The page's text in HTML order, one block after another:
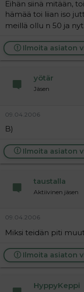
Eihän siinä mitään,
hämää toi liian iso
meillä ollu n 50 ja
Ilmoita asiaton
yötär
Jäsen
09.04.2006
B)
Ilmoita asiaton
taustalla
Aktiivinen jäsen
09.04.2006
Miksi teidän piti
Ilmoita asiaton
HyppyKeppi